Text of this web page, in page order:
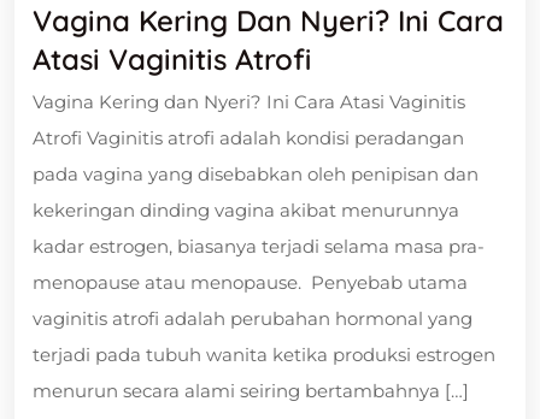
Vagina Kering Dan Nyeri? Ini Cara
Atasi Vaginitis Atrofi
Vagina Kering dan Nyeri? Ini Cara Atasi Vaginitis
Atrofi Vaginitis atrofi adalah kondisi peradangan
pada vagina yang disebabkan oleh penipisan dan
kekeringan dinding vagina akibat menurunnya
kadar estrogen, biasanya terjadi selama masa pra-
menopause atau menopause. Penyebab utama
vaginitis atrofi adalah perubahan hormonal yang
terjadi pada tubuh wanita ketika produksi estrogen
menurun secara alami seiring bertambahnya […]